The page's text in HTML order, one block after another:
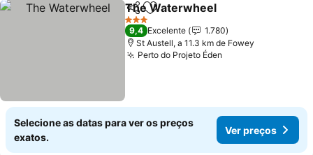
PartilharAdicionar aos favoritos
The Waterwheel
3 Estrelas
9,4 Excelente
1.780
St Austell, a 11.3 km de Fowey
Perto do Projeto Éden
Selecione as datas para ver os preços
exatos.
Ver preços